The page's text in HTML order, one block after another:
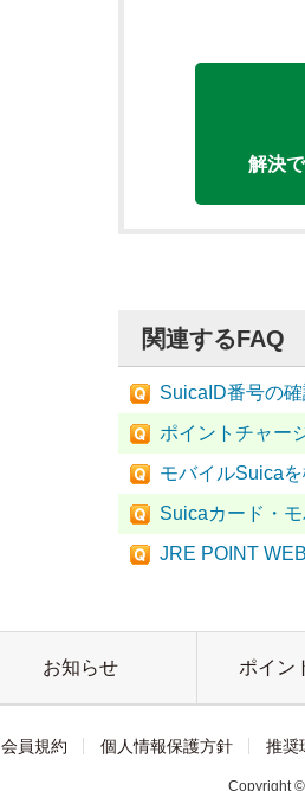
解決
関連するFAQ
SuicaID番号の
ポイントチャー
モバイルSuica
Suicaカード・
JRE POINT
お知らせ ポイン
会員規約 個人情報保護方針 推奨
Copyright